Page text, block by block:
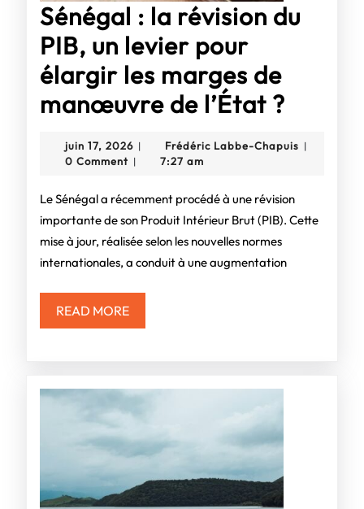
Sénégal : la révision du
PIB, un levier pour
élargir les marges de
manœuvre de l’État ?
la
du
juin 17, 2026juin
17,
| Frédéric Labbe-ChapuisFrédéric
|
0 Comment | 7:27 am
Le Sénégal a récemment procédé à une révision
importante de son Produit Intérieur Brut (PIB). Cette
mise à jour, réalisée selon les nouvelles normes
internationales, a conduit à une augmentation
READ MOREREAD
MORE